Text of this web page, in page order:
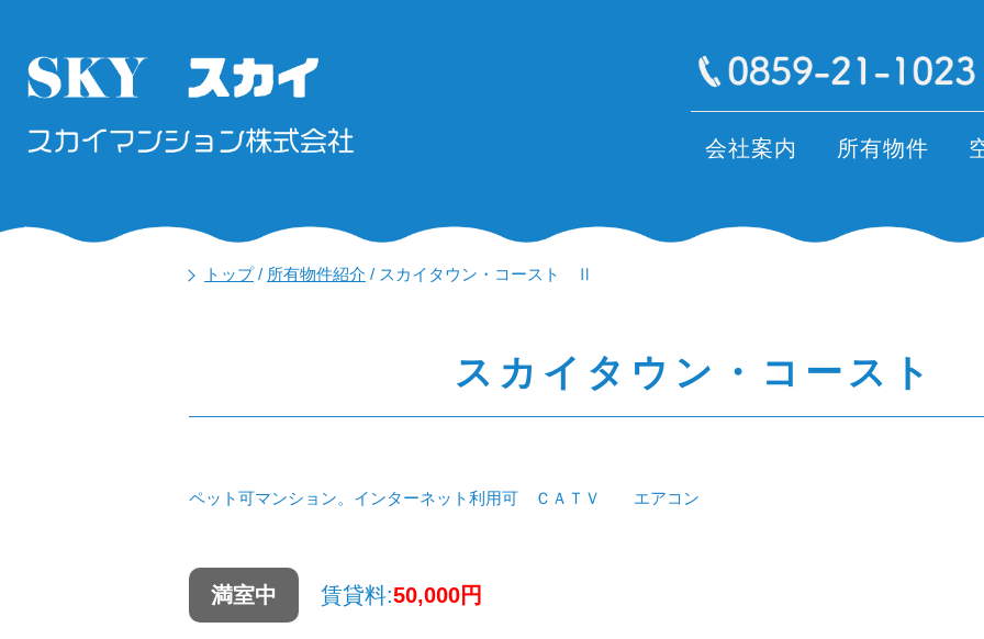
会社案内 所有物件
トップ/ 所有物件紹介 / スカイタウン・コースト Ⅱ
スカイタウン・コース
ペット可マンション。インターネット利用可 ＣＡＴＶ エアコン
満室中 賃貸料:50,000円